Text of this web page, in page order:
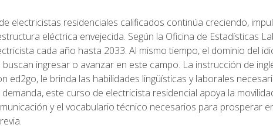
electricistas residenciales calificados continúa creciendo,
eléctrica envejecida. Según la Oficina de Estadísticas
cada año hasta 2033. Al mismo tiempo, el dominio del
ingresar o avanzar en este campo. La instrucción de
ed2go, le brinda las habilidades lingüísticas y laborales
este curso de electricista residencial apoya la
y el vocabulario técnico necesarios para prosperar